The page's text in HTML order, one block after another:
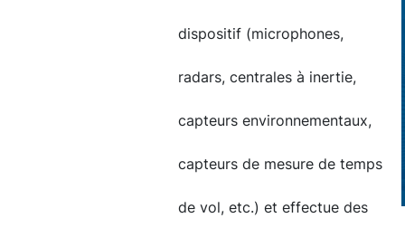
dispositif (microphones,
radars, centrales à inertie,
capteurs environnementaux,
capteurs de mesure de temps
de vol, etc.) et effectue des